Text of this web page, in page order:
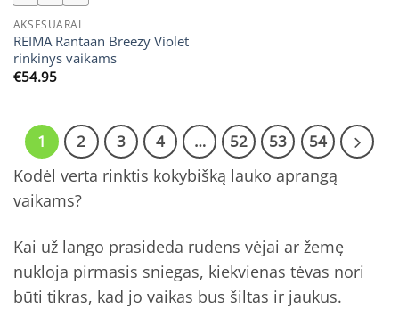
AKSESUARAI
REIMA Rantaan Breezy Violet
rinkinys vaikams
€54.95
1 2 3 4 … 52 53 54
Kodėl verta rinktis kokybišką lauko aprangą
vaikams?
Kai už lango prasideda rudens vėjai ar žemę
nukloja pirmasis sniegas, kiekvienas tėvas nori
būti tikras, kad jo vaikas bus šiltas ir jaukus.